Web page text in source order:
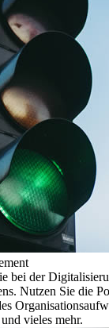
bei der
Nutzen Sie die
vieles mehr.